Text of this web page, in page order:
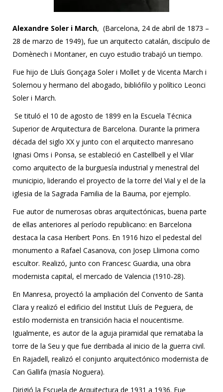
Alexandre Soler i March, (Barcelona, 24 de abril de 1873 –
28 de marzo de 1949), fue un arquitecto catalán, discípulo de
Domènech i Montaner, en cuyo estudio trabajó un tiempo.
Fue hijo de Lluís Gonçaga Soler i Mollet y de Vicenta March i
Solernou y hermano del abogado, bibliófilo y político Leonci
Soler i March.
Se tituló el 10 de agosto de 1899 en la Escuela Técnica
Superior de Arquitectura de Barcelona. Durante la primera
década del siglo XX y junto con el arquitecto manresano
Ignasi Oms i Ponsa, se estableció en Castellbell y el Vilar
como arquitecto de la burguesía industrial y menestral del
municipio, liderando el proyecto de la torre del Vial y el de la
iglesia de la Sagrada Familia de la Bauma, por ejemplo.
Fue autor de numerosas obras arquitectónicas, buena parte
de ellas anteriores al período republicano: en Barcelona
destaca la casa Heribert Pons. En 1916 hizo el pedestal del
monumento a Rafael Casanova, con Josep Llimona como
escultor. Realizó, junto con Francesc Guardia, una obra
modernista capital, el mercado de Valencia (1910-28).
En Manresa, proyectó la ampliación del Convento de Santa
Clara y realizó el edificio del Institut Lluís de Peguera, de
estilo modernista en transición hacia el noucentisme.
Igualmente, es autor de la aguja piramidal que remataba la
torre de la Seu y que fue derribada al inicio de la guerra civil.
En Rajadell, realizó el conjunto arquitectónico modernista de
Can Gallifa (masía Noguera).
Dirigió la Escuela de Arquitectura de 1931 a 1936. Fue